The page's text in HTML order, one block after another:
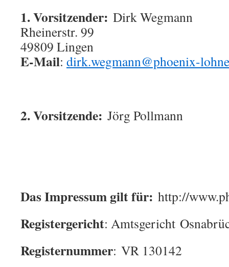
1. Vorsitzender: Dirk Wegmann
Rheinerstr. 99
49809 Lingen
E-Mail: dirk.wegmann@phoenix-
2. Vorsitzende: Jörg Pollmann
Das Impressum gilt für: http://
Registergericht: Amtsgericht
Registernummer: VR 130142